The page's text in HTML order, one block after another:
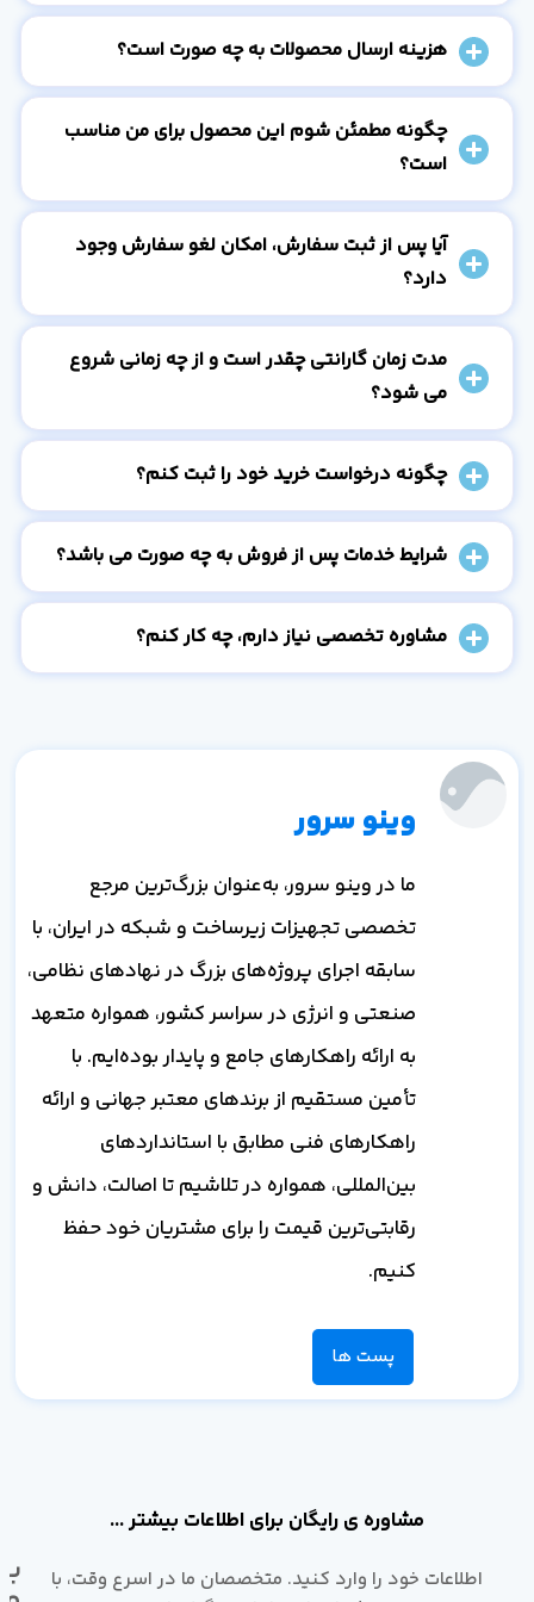
هزینه ارسال محصولات به چه صورت است؟
چگونه مطمئن شوم این محصول برای من مناسب
است؟
آیا پس از ثبت سفارش، امکان لغو سفارش وجود
دارد؟
مدت زمان گارانتی چقدر است و از چه زمانی شروع
می شود؟
چگونه درخواست خرید خود را ثبت کنم؟
شرایط خدمات پس از فروش به چه صورت می باشد؟
مشاوره تخصصی نیاز دارم، چه کار کنم؟
وینو سرور
ما در وینو سرور، به‌عنوان بزرگ‌ترین مرجع
تخصصی تجهیزات زیرساخت و شبکه در ایران، با
سابقه اجرای پروژه‌های بزرگ در نهادهای نظامی،
صنعتی و انرژی در سراسر کشور، همواره متعهد
به ارائه راهکارهای جامع و پایدار بوده‌ایم. با
تأمین مستقیم از برندهای معتبر جهانی و ارائه
راهکارهای فنی مطابق با استانداردهای
بین‌المللی، همواره در تلاشیم تا اصالت، دانش و
رقابتی‌ترین قیمت را برای مشتریان خود حفظ
کنیم.
پست ها
مشاوره ی رایگان برای اطلاعات بیشتر ...
اطلاعات خود را وارد کنید. متخصصان ما در اسرع وقت، با
با